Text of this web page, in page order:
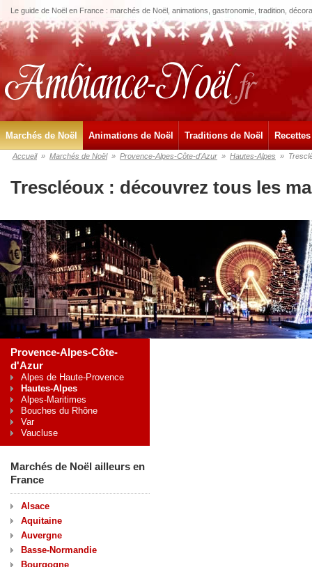
Le guide de Noël en France : marchés de Noël, animations, gastronomie, tradition,
Marchés de Noël Animations de Noël Traditions de Noël
Accueil » Marchés de Noël » Provence-Alpes-Côte-d'Azur » Hautes-Alpes »
Trescléoux : découvrez tous les
Provence-Alpes-Côte-
d'Azur
Alpes de Haute-Provence
Hautes-Alpes
Alpes-Maritimes
Bouches du Rhône
Var
Vaucluse
Marchés de Noël ailleurs en
France
Alsace
Aquitaine
Auvergne
Basse-Normandie
Bourgogne